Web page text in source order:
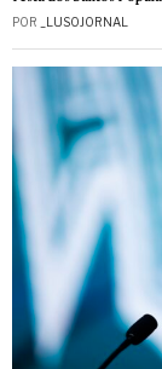
POR _LUSOJORNAL